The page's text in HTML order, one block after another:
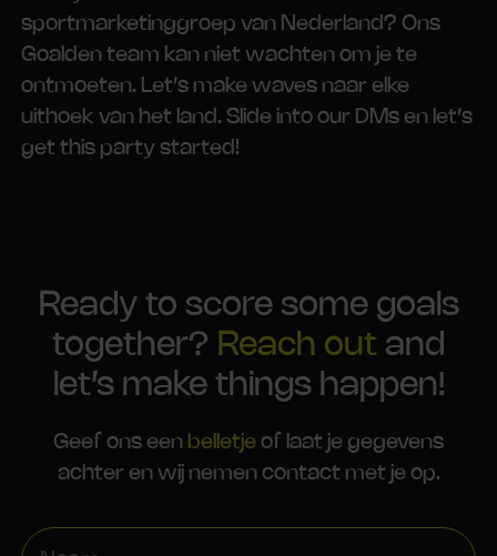
sportmarketinggroep van Nederland? Ons
Goalden team kan niet wachten om je te
ontmoeten. Let’s make waves naar elke
uithoek van het land. Slide into our DMs en let’s
get this party started!
Ready to score some goals
together? Reach out and
let’s make things happen!
Geef ons een belletje of laat je gegevens
achter en wij nemen contact met je op.